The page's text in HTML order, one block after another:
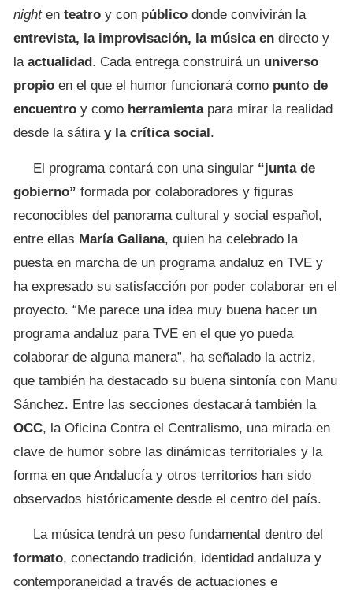
nighten teatro y con público donde convivirán la
entrevista, la improvisación, la música en directo y
la actualidad. Cada entrega construirá un universo
propio en el que el humor funcionará como punto de
encuentro y como herramientapara mirar la realidad
desde la sátiray la crítica social.
El programa contará con una singular “junta de
gobierno” formada por colaboradores y figuras
reconocibles del panorama cultural y social español,
entre ellas María Galiana, quien ha celebrado la
puesta en marcha de un programa andaluz en TVE y
ha expresado su satisfacción por poder colaborar en el
proyecto. “Me parece una idea muy buena hacer un
programa andaluz para TVE en el que yo pueda
colaborar de alguna manera”, ha señalado la actriz,
que también ha destacado su buena sintonía con Manu
Sánchez. Entre las secciones destacará también la
OCC, la Oficina Contra el Centralismo, una mirada en
clave de humor sobre las dinámicas territoriales y la
forma en que Andalucía y otros territorios han sido
observados históricamente desde el centro del país.
La música tendrá un peso fundamental dentro del
formato, conectando tradición, identidad andaluza y
contemporaneidad a través de actuaciones e